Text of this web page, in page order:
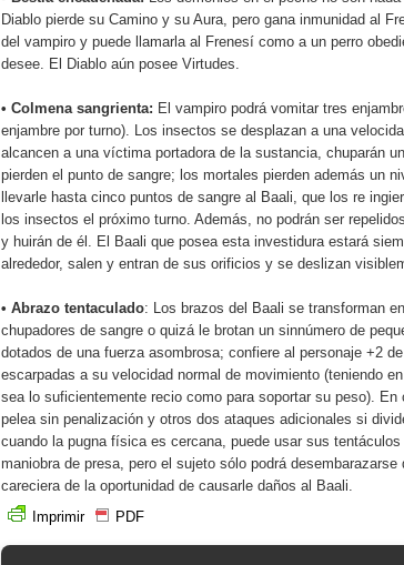
Diablo pierde su Camino y su Aura, pero gana inmunidad al
del vampiro y puede llamarla al Frenesí como a un perro
desee. El Diablo aún posee Virtudes.
• Colmena sangrienta: El vampiro podrá vomitar tres
enjambre por turno). Los insectos se desplazan a una
alcancen a una víctima portadora de la sustancia, chuparán
pierden el punto de sangre; los mortales pierden además un
llevarle hasta cinco puntos de sangre al Baali, que los re
los insectos el próximo turno. Además, no podrán ser
y huirán de él. El Baali que posea esta investidura estará
alrededor, salen y entran de sus orificios y se deslizan
• Abrazo tentaculado: Los brazos del Baali se transforman
chupadores de sangre o quizá le brotan un sinnúmero de
dotados de una fuerza asombrosa; confiere al personaje +2
escarpadas a su velocidad normal de movimiento (teniendo
sea lo suficientemente recio como para soportar su peso).
pelea sin penalización y otros dos ataques adicionales si
cuando la pugna física es cercana, puede usar sus
maniobra de presa, pero el sujeto sólo podrá
careciera de la oportunidad de causarle daños al Baali.
Imprimir
PDF